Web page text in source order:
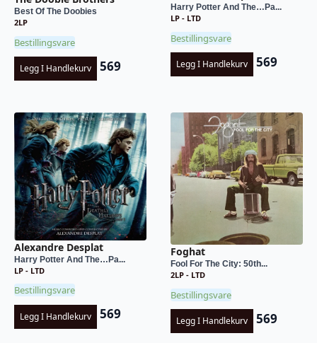
Best Of The Doobies
2LP
Bestillingsvare
Legg I Handlekurv 569
Harry Potter And The…Pa...
LP - LTD
Bestillingsvare
Legg I Handlekurv 569
Alexandre Desplat
Harry Potter And The…Pa...
LP - LTD
Bestillingsvare
Legg I Handlekurv 569
Foghat
Fool For The City: 50th...
2LP - LTD
Bestillingsvare
Legg I Handlekurv 569